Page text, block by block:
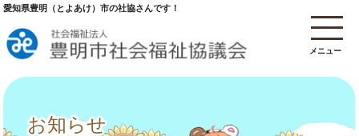
メニュー
愛知県豊明（とよあけ）市の社協さんです！
お知らせ